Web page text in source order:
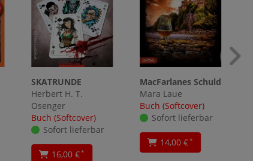
SKATRUNDE
Herbert H. T.
Osenger
Buch (Softcover)
Sofort lieferbar
16,00 €*
MacFarlanes Schuld
Mara Laue
Buch (Softcover)
Sofort lieferbar
14,00 €*